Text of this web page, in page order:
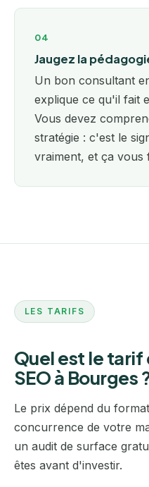
04
Jaugez la
Un bon consultant
explique ce qu'il fait
Vous devez
stratégie : c'est le
vraiment, et ça vous
LES TARIFS
Quel est le
SEO à Bourges
Le prix dépend du
concurrence de votre
un audit de surface
êtes avant d'investir.